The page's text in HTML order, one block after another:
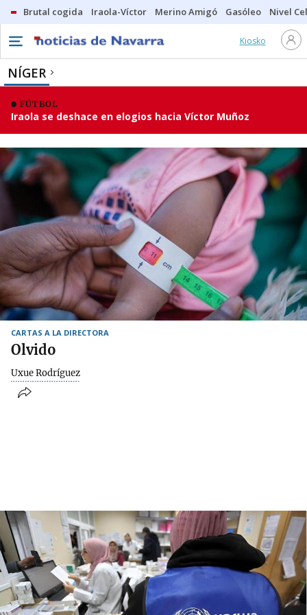
Brutal cogida Iraola-Víctor Merino Amigó Gasóleo Nivel
Kiosko
NÍGER
FÚTBOL
Iraola se deshace en elogios hacia Víctor Muñoz
CARTAS A LA DIRECTORA
Olvido
Uxue Rodríguez